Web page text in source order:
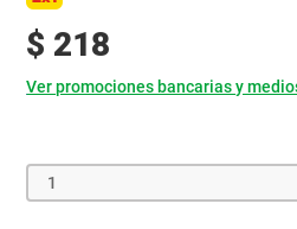
$ 218
Ver promociones bancarias y
1